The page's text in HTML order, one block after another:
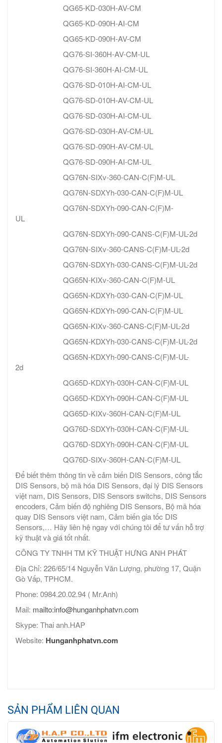
QG65-KD-030H-AV-CM
QG65-KD-090H-AI-CM
QG65-KD-090H-AV-CM
QG76-SI-360H-AV-CM-UL
QG76-SI-360H-AI-CM-UL
QG76-SD-010H-AI-CM-UL
QG76-SD-010H-AV-CM-UL
QG76-SD-030H-AI-CM-UL
QG76-SD-030H-AV-CM-UL
QG76-SD-090H-AV-CM-UL
QG76-SD-090H-AI-CM-UL
QG76N-SIXv-360-CAN-C(F)M-UL
QG76N-SDXYh-030-CAN-C(F)M-UL
QG76N-SDXYh-090-CAN-C(F)M-
UL
QG76N-SDXYh-090-CANS-C(F)M-UL-2d
QG76N-SIXv-360-CANS-C(F)M-UL-2d
QG76N-SDXYh-030-CANS-C(F)M-UL-2d
QG65N-KIXv-360-CAN-C(F)M-UL
QG65N-KDXYh-030-CAN-C(F)M-UL
QG65N-KDXYh-090-CAN-C(F)M-UL
QG65N-KIXv-360-CANS-C(F)M-UL-2d
QG65N-KDXYh-030-CANS-C(F)M-UL-2d
QG65N-KDXYh-090-CANS-C(F)M-UL-
2d
QG65D-KDXYh-030H-CAN-C(F)M-UL
QG65D-KDXYh-090H-CAN-C(F)M-UL
QG65D-KIXv-360H-CAN-C(F)M-UL
QG76D-SDXYh-030H-CAN-C(F)M-UL
QG76D-SDXYh-090H-CAN-C(F)M-UL
QG76D-SIXv-360H-CAN-C(F)M-UL
Để biết thêm thông tin về cảm biến DIS Sensors, công tắc
DIS Sensors, bộ mã hóa DIS Sensors, đại lý DIS Sensors
việt nam, DIS Sensors, DIS Sensors switchs, DIS Sensors
encoders, Cảm biến độ nghiêng DIS Sensors, Bộ mã hóa
quay DIS Sensors việt nam, Cảm biến gia tốc DIS
Sensors,… Hãy liên hệ ngay với chúng tôi để tư vấn hỗ trợ
kỹ thuật và giá tốt nhất.
CÔNG TY TNHH TM KỸ THUẬT HƯNG ANH PHÁT
Địa Chỉ: 226/65/14 Nguyễn Văn Lượng, phường 17, Quận
Gò Vấp, TPHCM.
Phone: 0984.20.02.94 ( Mr.Anh)
Mail: mailto:info@hunganhphatvn.com
Skype: Thai anh.HAP
Website: Hunganhphatvn.com
SẢN PHẨM LIÊN QUAN